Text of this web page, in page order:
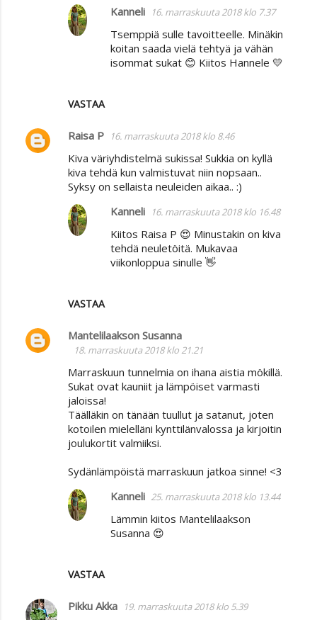
VASTAA
Kanneli 16. marraskuuta 2018 klo 7.37
Tsemppiä sulle tavoitteelle. Minäkin
koitan saada vielä tehtyä ja vähän
isommat sukat 😊 Kiitos Hannele 💛
Raisa P 16. marraskuuta 2018 klo 8.46
Kiva väriyhdistelmä sukissa! Sukkia on kyllä
kiva tehdä kun valmistuvat niin nopsaan..
Syksy on sellaista neuleiden aikaa.. :)
VASTAA
Kanneli 16. marraskuuta 2018 klo 16.48
Kiitos Raisa P 😍 Minustakin on kiva
tehdä neuletöitä. Mukavaa
viikonloppua sinulle 👋
Mantelilaakson Susanna
18. marraskuuta 2018 klo 21.21
Marraskuun tunnelmia on ihana aistia mökillä.
Sukat ovat kauniit ja lämpöiset varmasti
jaloissa!
Täälläkin on tänään tuullut ja satanut, joten
kotoilen mielelläni kynttilänvalossa ja kirjoitin
joulukortit valmiiksi.
Sydänlämpöistä marraskuun jatkoa sinne! <3
VASTAA
Kanneli 25. marraskuuta 2018 klo 13.44
Lämmin kiitos Mantelilaakson
Susanna 😍
Pikku Akka 19. marraskuuta 2018 klo 5.39